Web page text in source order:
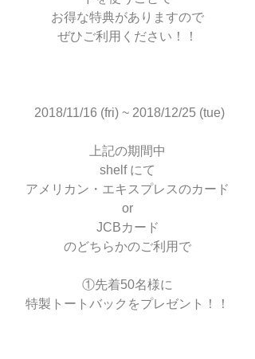
お得な特典がありますので
ぜひご利用ください！！
2018/11/16 (fri) ~ 2018/12/25 (tue)
上記の期間中
shelf にて
アメリカン・エキスプレスのカード
or
JCBカード
のどちらかのご利用で
①先着50名様に
特製トートバックをプレゼント！！